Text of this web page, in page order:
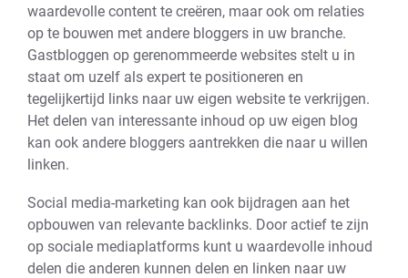
waardevolle content te creëren, maar ook om relaties
op te bouwen met andere bloggers in uw branche.
Gastbloggen op gerenommeerde websites stelt u in
staat om uzelf als expert te positioneren en
tegelijkertijd links naar uw eigen website te verkrijgen.
Het delen van interessante inhoud op uw eigen blog
kan ook andere bloggers aantrekken die naar u willen
linken.
Social media-marketing kan ook bijdragen aan het
opbouwen van relevante backlinks. Door actief te zijn
op sociale mediaplatforms kunt u waardevolle inhoud
delen die anderen kunnen delen en linken naar uw